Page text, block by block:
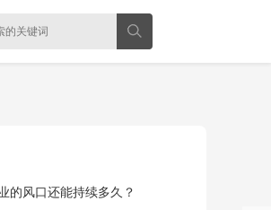
的风口还能持续多久？